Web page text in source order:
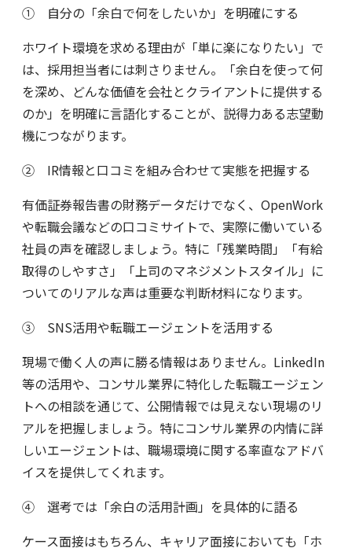
① 自分の「余白で何をしたいか」を明確にする
ホワイト環境を求める理由が「単に楽になりたい」で
は、採用担当者には刺さりません。「余白を使って何
を深め、どんな価値を会社とクライアントに提供する
のか」を明確に言語化することが、説得力ある志望動
機につながります。
② IR情報と口コミを組み合わせて実態を把握する
有価証券報告書の財務データだけでなく、OpenWork
や転職会議などの口コミサイトで、実際に働いている
社員の声を確認しましょう。特に「残業時間」「有給
取得のしやすさ」「上司のマネジメントスタイル」に
ついてのリアルな声は重要な判断材料になります。
③ SNS活用や転職エージェントを活用する
現場で働く人の声に勝る情報はありません。LinkedIn
等の活用や、コンサル業界に特化した転職エージェン
トへの相談を通じて、公開情報では見えない現場のリ
アルを把握しましょう。特にコンサル業界の内情に詳
しいエージェントは、職場環境に関する率直なアドバ
イスを提供してくれます。
④ 選考では「余白の活用計画」を具体的に語る
ケース面接はもちろん、キャリア面接においても「ホ